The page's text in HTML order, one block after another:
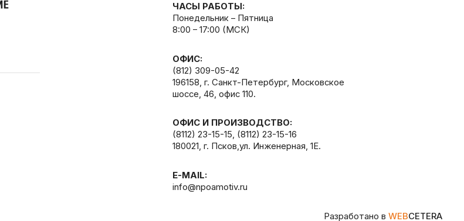
ЧАСЫ РАБОТЫ:
Понедельник – Пятница
8:00 – 17:00 (МСК)
ОФИС:
(812) 309-05-42
196158, г. Санкт-Петербург, Московское
шоссе, 46, офис 110.
ОФИС И ПРОИЗВОДСТВО:
(8112) 23-15-15, (8112) 23-15-16
180021, г. Псков,ул. Инженерная, 1Е.
E-MAIL:
info@npoamotiv.ru
Разработано в WEBCETERA